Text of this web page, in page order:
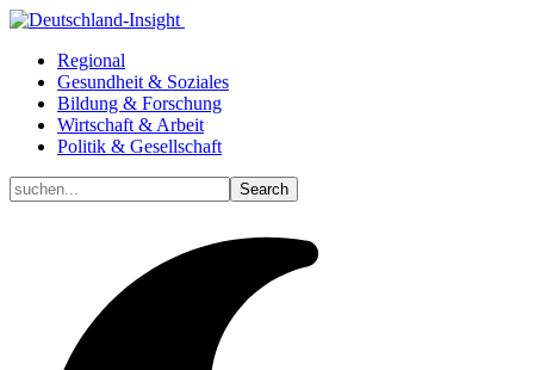
Regional
Gesundheit & Soziales
Bildung & Forschung
Wirtschaft & Arbeit
Politik & Gesellschaft